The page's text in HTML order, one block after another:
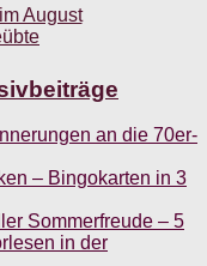
an die 70er-
– Bingokarten in 3
Sommerfreude – 5
in der